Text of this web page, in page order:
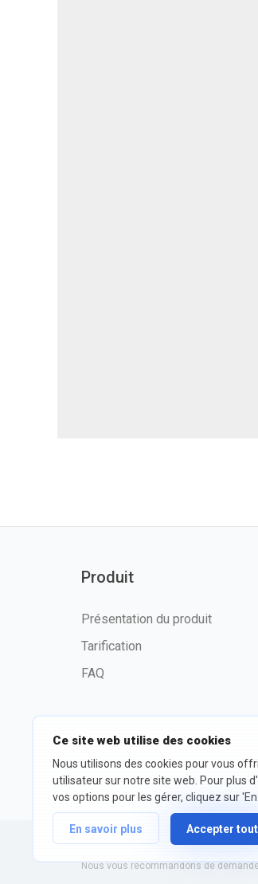
Ce site web utilise des cookies
Nous utilisons des cookies pour vous
utilisateur sur notre site web. Pour plus
vos options pour les gérer, cliquez sur 'En
En savoir plus Accepter tout
Produit
Présentation du produit
Tarification
FAQ
©2026 fxssi.com
réservés
Site Web exploité par FXSSI LTD
Nous vous recommandons de